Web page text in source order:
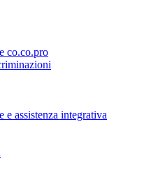
co.co.pro
e assistenza integrativa